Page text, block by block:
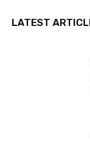
LATEST